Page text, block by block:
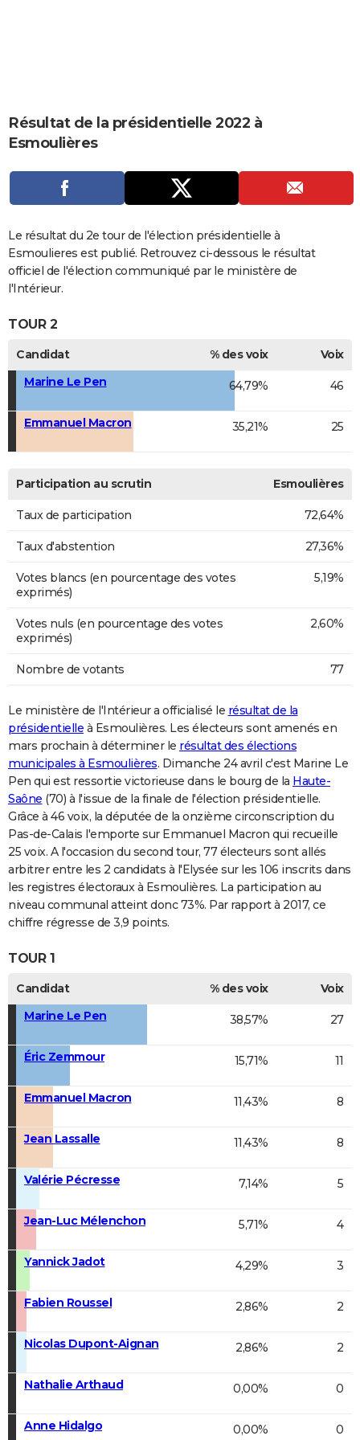
CARTE DE VOEUX
Carte de Noël
Carte Bonne année
Carte Saint-Valentin
Carte Pâques
Carte d'anniversaire
DICTIONNAIRE
Dictionnaire
Biographies
Expressions
Proverbes
PROGRAMME TV
S'inscrire
Se connecter
Lycées
Collèges
Primaires
Universités
Entreprises
Service militaire
Avis de recherche
AVIS DE DÉCÈS
Résultat de la présidentielle 2022 à
Esmoulières
Le résultat du 2e tour de l'élection présidentielle à
Esmoulieres est publié. Retrouvez ci-dessous le résultat
officiel de l'élection communiqué par le ministère de
l'Intérieur.
TOUR 2
Candidat % des voix
Voix
Marine Le Pen
64,79% 46
Emmanuel Macron 35,21% 25
Participation au scrutin Esmoulières
Taux de participation 72,64%
Taux d'abstention 27,36%
Votes blancs (en pourcentage des votes
exprimés)
5,19%
Votes nuls (en pourcentage des votes
exprimés)
2,60%
Nombre de votants 77
Le ministère de l'Intérieur a officialisé le résultat de la
présidentielle à Esmoulières. Les électeurs sont amenés en
mars prochain à déterminer le résultat des élections
municipales à Esmoulières. Dimanche 24 avril c'est Marine Le
Pen qui est ressortie victorieuse dans le bourg de la Haute-
Saône (70) à l'issue de la finale de l'élection présidentielle.
Grâce à 46 voix, la députée de la onzième circonscription du
Pas-de-Calais l'emporte sur Emmanuel Macron qui recueille
25 voix. A l'occasion du second tour, 77 électeurs sont allés
arbitrer entre les 2 candidats à l'Elysée sur les 106 inscrits dans
les registres électoraux à Esmoulières. La participation au
niveau communal atteint donc 73%. Par rapport à 2017, ce
chiffre régresse de 3,9 points.
TOUR 1
Candidat % des voix
Voix
Marine Le Pen
38,57% 27
Éric Zemmour 15,71% 11
Emmanuel Macron 11,43% 8
Jean Lassalle 11,43% 8
Valérie Pécresse 7,14% 5
Jean-Luc Mélenchon 5,71% 4
Yannick Jadot 4,29% 3
Fabien Roussel 2,86% 2
Nicolas Dupont-Aignan 2,86% 2
Nathalie Arthaud 0,00% 0
Anne Hidalgo 0,00% 0